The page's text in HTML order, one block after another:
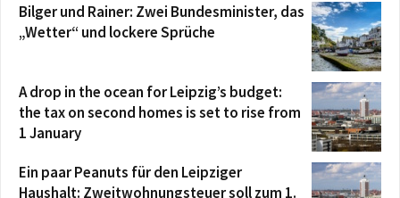
Bilger und Rainer: Zwei Bundesminister, das
„Wetter“ und lockere Sprüche
A drop in the ocean for Leipzig’s budget:
the tax on second homes is set to rise from
1 January
Ein paar Peanuts für den Leipziger
Haushalt: Zweitwohnungsteuer soll zum 1.